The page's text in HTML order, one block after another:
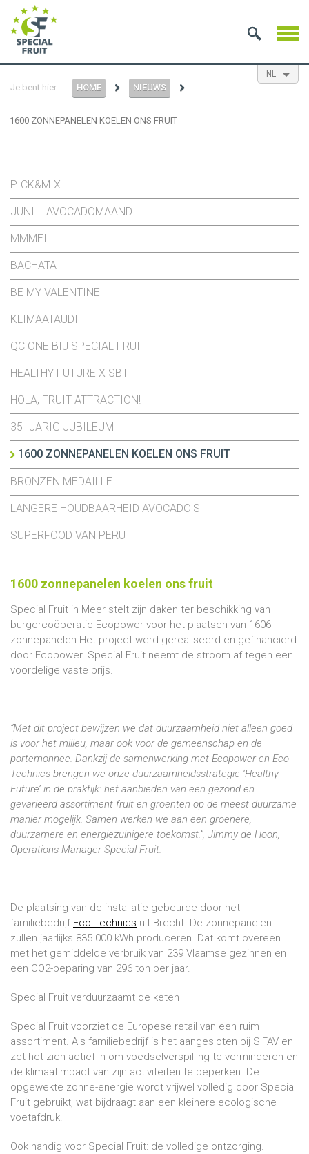
NL
Je bent hier: HOME NIEUWS
1600 ZONNEPANELEN KOELEN ONS FRUIT
PICK&MIX
JUNI = AVOCADOMAAND
MMMEI
BACHATA
BE MY VALENTINE
KLIMAATAUDIT
QC ONE BIJ SPECIAL FRUIT
HEALTHY FUTURE X SBTI
HOLA, FRUIT ATTRACTION!
35 -JARIG JUBILEUM
1600 ZONNEPANELEN KOELEN ONS FRUIT
BRONZEN MEDAILLE
LANGERE HOUDBAARHEID AVOCADO'S
SUPERFOOD VAN PERU
1600 zonnepanelen koelen ons fruit
Special Fruit in Meer stelt zijn daken ter beschikking van
burgercoöperatie Ecopower voor het plaatsen van 1606
zonnepanelen.Het project werd gerealiseerd en gefinancierd
door Ecopower. Special Fruit neemt de stroom af tegen een
voordelige vaste prijs.
“Met dit project bewijzen we dat duurzaamheid niet alleen goed
is voor het milieu, maar ook voor de gemeenschap en de
portemonnee. Dankzij de samenwerking met Ecopower en Eco
Technics brengen we onze duurzaamheidsstrategie ‘Healthy
Future’ in de praktijk: het aanbieden van een gezond en
gevarieerd assortiment fruit en groenten op de meest duurzame
manier mogelijk. Samen werken we aan een groenere,
duurzamere en energiezuinigere toekomst.”, Jimmy de Hoon,
Operations Manager Special Fruit.
De plaatsing van de installatie gebeurde door het
familiebedrijf Eco Technics uit Brecht. De zonnepanelen
zullen jaarlijks 835.000 kWh produceren. Dat komt overeen
met het gemiddelde verbruik van 239 Vlaamse gezinnen en
een CO2-beparing van 296 ton per jaar.
Special Fruit verduurzaamt de keten
Special Fruit voorziet de Europese retail van een ruim
assortiment. Als familiebedrijf is het aangesloten bij SIFAV en
zet het zich actief in om voedselverspilling te verminderen en
de klimaatimpact van zijn activiteiten te beperken. De
opgewekte zonne-energie wordt vrijwel volledig door Special
Fruit gebruikt, wat bijdraagt aan een kleinere ecologische
voetafdruk.
Ook handig voor Special Fruit: de volledige ontzorging.